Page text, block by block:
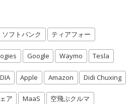
ソフトバンク ティアフォー
Google Waymo Tesla
Apple Amazon Didi Chuxing
ア MaaS 空飛ぶクルマ